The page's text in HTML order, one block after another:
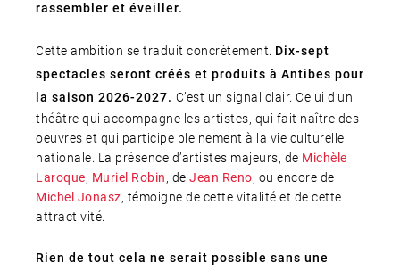
rassembler et éveiller.
Cette ambition se traduit concrètement. Dix-sept
spectacles seront créés et produits à Antibes pour
la saison 2026-2027. C’est un signal clair. Celui d’un
théâtre qui accompagne les artistes, qui fait naître des
oeuvres et qui participe pleinement à la vie culturelle
nationale. La présence d’artistes majeurs, de Michèle
Laroque, Muriel Robin, de Jean Reno, ou encore de
Michel Jonasz, témoigne de cette vitalité et de cette
attractivité.
Rien de tout cela ne serait possible sans une